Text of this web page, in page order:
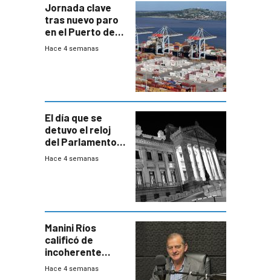
Jornada clave
tras nuevo paro
en el Puerto de
Montevideo
Hace 4 semanas
El día que se
detuvo el reloj
del Parlamento
para negociar
Hace 4 semanas
Manini Ríos
calificó de
incoherente
decisión de
Hace 4 semanas